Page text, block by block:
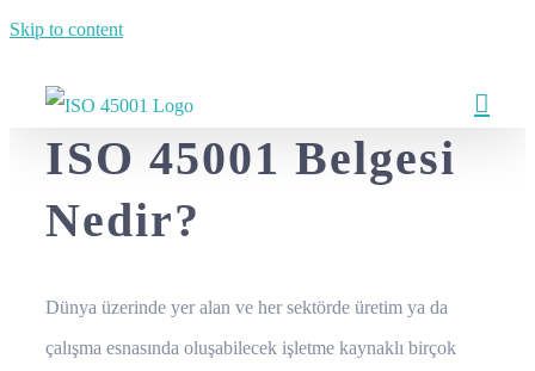
Skip to content
ISO 45001 Belgesi
Nedir?
Dünya üzerinde yer alan ve her sektörde üretim ya da
çalışma esnasında oluşabilecek işletme kaynaklı birçok